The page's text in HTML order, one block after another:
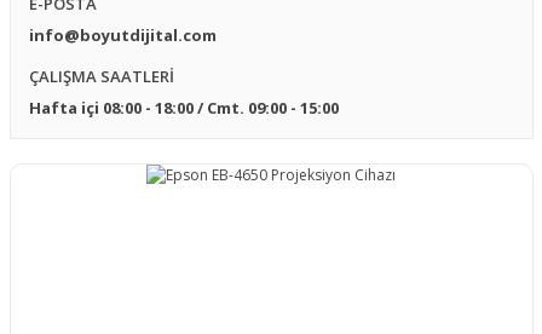
info@boyutdijital.com
ÇALIŞMA SAATLERİ
Hafta içi 08:00 - 18:00 / Cmt. 09:00 - 15:00